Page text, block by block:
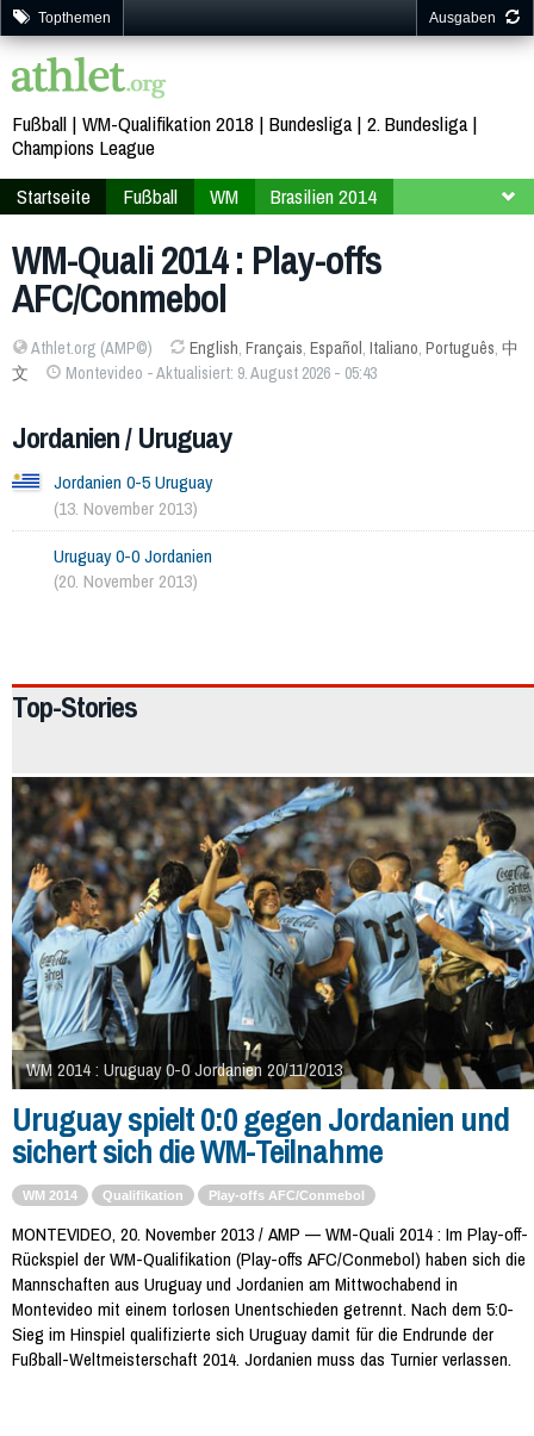
Topthemen Ausgaben
Fußball WM-Qualifikation 2018 Bundesliga 2. Bundesliga
Champions League
Startseite
Fußball WM
Brasilien 2014
WM-Quali 2014 : Play-offs
AFC/Conmebol
Athlet.org (AMP©) English, Français, Español, Italiano, Português, 中
文
Montevideo - Aktualisiert: 9. August 2026 - 05:43
Jordanien / Uruguay
Jordanien 0-5 Uruguay
(13. November 2013)
Uruguay 0-0 Jordanien
(20. November 2013)
Top-Stories
WM 2014 : Uruguay 0-0 Jordanien 20/11/2013
Uruguay spielt 0:0 gegen Jordanien und
sichert sich die WM-Teilnahme
WM 2014 Qualifikation Play-offs AFC/Conmebol
MONTEVIDEO, 20. November 2013 / AMP — WM-Quali 2014 : Im Play-off-
Rückspiel der WM-Qualifikation (Play-offs AFC/Conmebol) haben sich die
Mannschaften aus Uruguay und Jordanien am Mittwochabend in
Montevideo mit einem torlosen Unentschieden getrennt. Nach dem 5:0-
Sieg im Hinspiel qualifizierte sich Uruguay damit für die Endrunde der
Fußball-Weltmeisterschaft 2014. Jordanien muss das Turnier verlassen.